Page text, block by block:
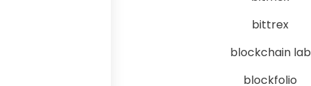
bittrex
blockchain lab
blockfolio